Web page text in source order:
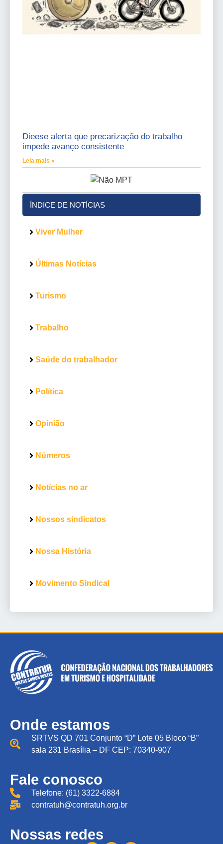
Dieese alerta que precarização do trabalho
impede avanço consistente
Leia mais »
ÍNDICE DE NOTÍCIAS
Viver Mulher
Últimas Notícias
Turismo
Trabalho
Saúde do trabalhador
Política
Opinião
Números
Notícias no ar
Nossos sindicatos
Nossa História
Movimento Sindical
Onde estamos
SRTVS QD 701 Conjunto “D” Lote 05 Bloco “B”
sala 231 Brasília – DF CEP: 70340-907
Fale conosco
Telefone: (61) 3322-6884
contratuh@contratuh.org.br
Nossas redes